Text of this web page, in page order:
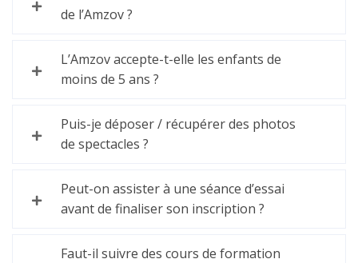
de l’Amzov ?
L’Amzov accepte-t-elle les enfants de
moins de 5 ans ?
Puis-je déposer / récupérer des photos
de spectacles ?
Peut-on assister à une séance d’essai
avant de finaliser son inscription ?
Faut-il suivre des cours de formation